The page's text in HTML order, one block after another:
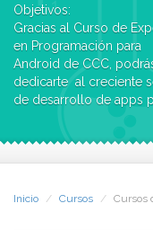
Objetivos:
Gracias al Curso de Experto
en Programación para
Android de CCC,
dedicarte al creciente
de desarrollo de apps
Inicio Cursos Cursos